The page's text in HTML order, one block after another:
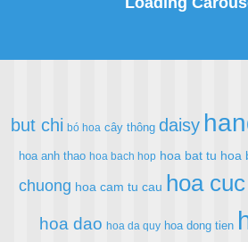
but chi bó hoa cây thông daisy
hoa anh thao hoa bach hop hoa bat tu hoa
chuong hoa cam tu cau hoa cuc
hoa dao hoa da quy hoa dong tien